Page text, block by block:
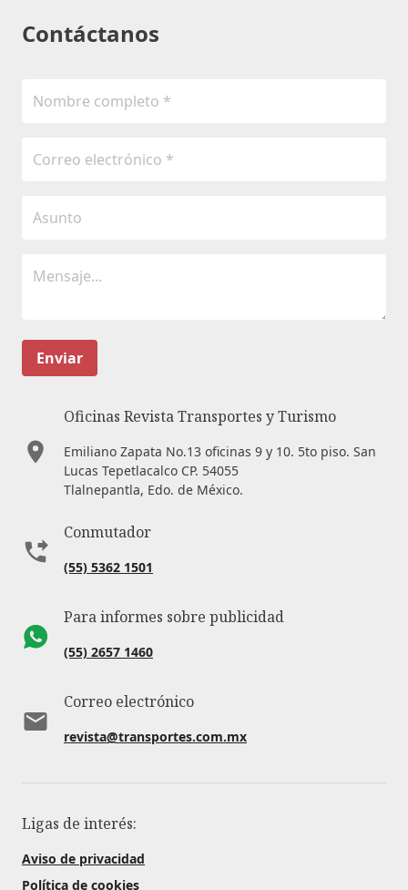
Contáctanos
Enviar
Oficinas Revista Transportes y Turismo
Emiliano Zapata No.13 oficinas 9 y 10. 5to piso. San
Lucas Tepetlacalco CP. 54055
Tlalnepantla, Edo. de México.
Conmutador
(55) 5362 1501
Para informes sobre publicidad
(55) 2657 1460
Correo electrónico
revista@transportes.com.mx
Ligas de interés:
Aviso de privacidad
Política de cookies